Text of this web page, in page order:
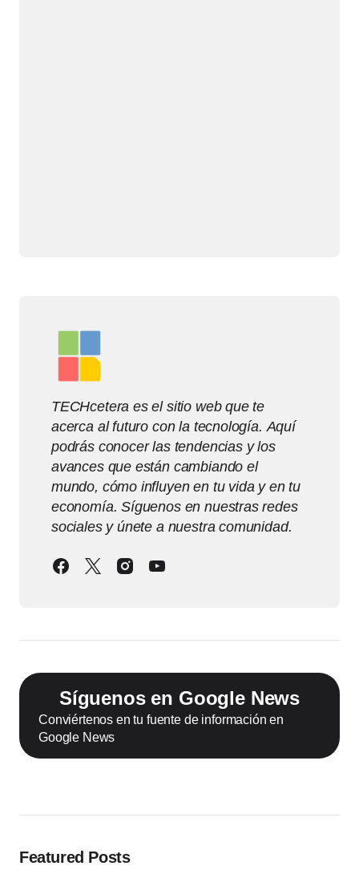
TECHcetera es el sitio web que te
acerca al futuro con la tecnología. Aquí
podrás conocer las tendencias y los
avances que están cambiando el
mundo, cómo influyen en tu vida y en tu
economía. Síguenos en nuestras redes
sociales y únete a nuestra comunidad.
Síguenos en Google News
Conviértenos en tu fuente de información en
Google News
Featured Posts